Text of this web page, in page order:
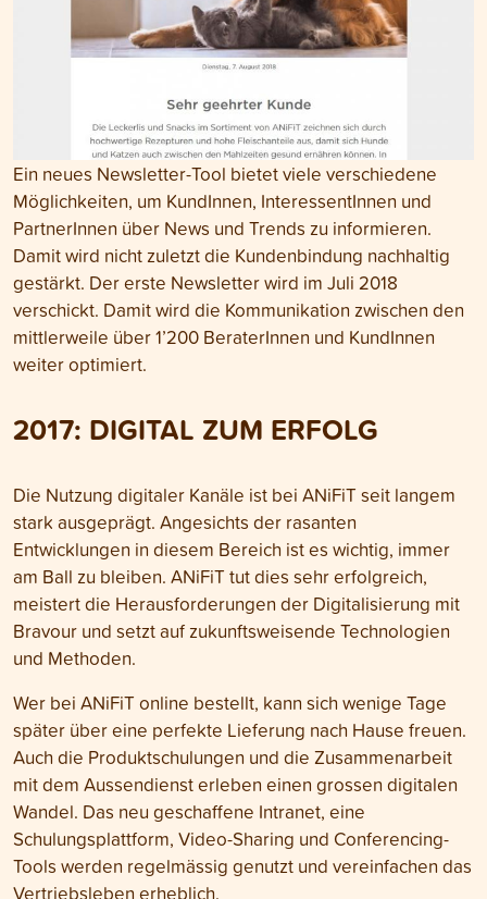
Ein neues Newsletter-Tool bietet viele verschiedene
Möglichkeiten, um KundInnen, InteressentInnen und
PartnerInnen über News und Trends zu informieren.
Damit wird nicht zuletzt die Kundenbindung nachhaltig
gestärkt. Der erste Newsletter wird im Juli 2018
verschickt. Damit wird die Kommunikation zwischen den
mittlerweile über 1’200 BeraterInnen und KundInnen
weiter optimiert.
2017: DIGITAL ZUM ERFOLG
Die Nutzung digitaler Kanäle ist bei ANiFiT seit langem
stark ausgeprägt. Angesichts der rasanten
Entwicklungen in diesem Bereich ist es wichtig, immer
am Ball zu bleiben. ANiFiT tut dies sehr erfolgreich,
meistert die Herausforderungen der Digitalisierung mit
Bravour und setzt auf zukunftsweisende Technologien
und Methoden.
Wer bei ANiFiT online bestellt, kann sich wenige Tage
später über eine perfekte Lieferung nach Hause freuen.
Auch die Produktschulungen und die Zusammenarbeit
mit dem Aussendienst erleben einen grossen digitalen
Wandel. Das neu geschaffene Intranet, eine
Schulungsplattform, Video-Sharing und Conferencing-
Tools werden regelmässig genutzt und vereinfachen das
Vertriebsleben erheblich.